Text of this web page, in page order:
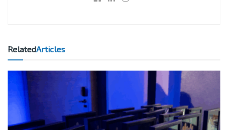
RelatedArticles